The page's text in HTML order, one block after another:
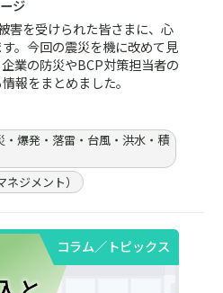
報告書の解説」のほか、各種
。
爆発・落雷・台風・洪水・積
ジメント）
解決支援（含むメンタルヘル
世代モビリティ）
衛生
#RM FOCUS
一覧はこちら